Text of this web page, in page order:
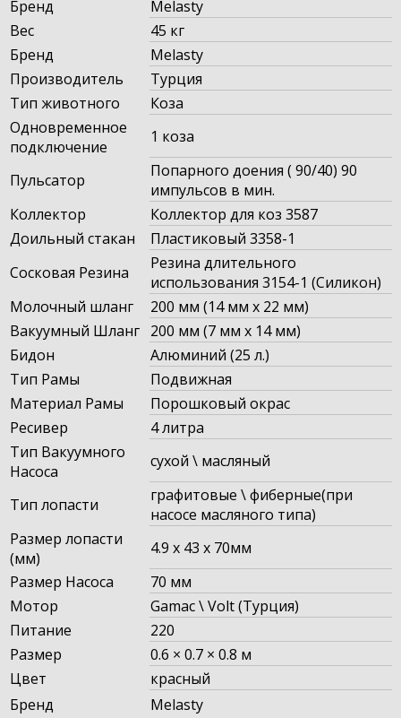
Бренд
Melasty
Вес
45 кг
Бренд
Melasty
Производитель
Турция
Тип животного
Коза
Одновременное
подключение
1 коза
Пульсатор
Попарного доения ( 90/40) 90
импульсов в мин.
Коллектор
Коллектор для коз 3587
Доильный стакан
Пластиковый 3358-1
Сосковая Резина
Резина длительного
использования 3154-1 (Силикон)
Молочный шланг
200 мм (14 мм x 22 мм)
Вакуумный Шланг 200 мм (7 мм x 14 мм)
Бидон
Алюминий (25 л.)
Тип Рамы
Подвижная
Материал Рамы
Порошковый окрас
Ресивер
4 литра
Тип Вакуумного
Насоса
сухой \ масляный
Тип лопасти
графитовые \ фиберные(при
насосе масляного типа)
Размер лопасти
(мм)
4.9 x 43 x 70мм
Размер Насоса
70 мм
Мотор
Gamac \ Volt (Турция)
Питание
220
Размер
0.6 × 0.7 × 0.8 м
Цвет
красный
Бренд
Melasty